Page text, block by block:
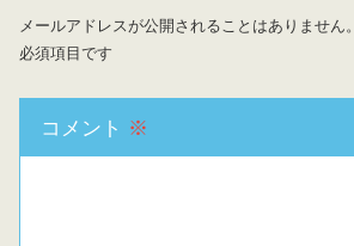
メールアドレスが公開されることはありません。
必須項目です
コメント ※